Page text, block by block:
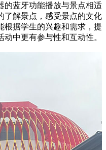
的蓝牙功能播放与景点相适
了解景点，感受景点的文化
根据学生的兴趣和需求，提
中更有参与性和互动性。